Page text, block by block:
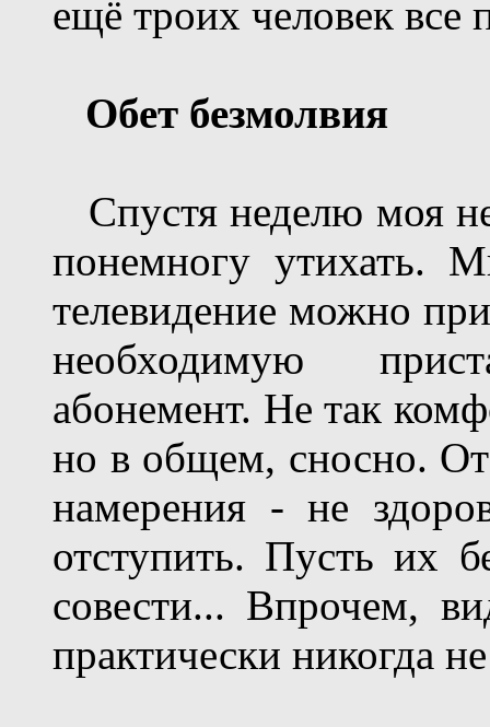
ещё троих человек все
Обет безмолвия
Спустя неделю моя
понемногу утихать.
телевидение можно
необходимую
абонемент. Не так
но в общем, сносно. От
намерения - не
отступить. Пусть их
совести... Впрочем,
практически никогда